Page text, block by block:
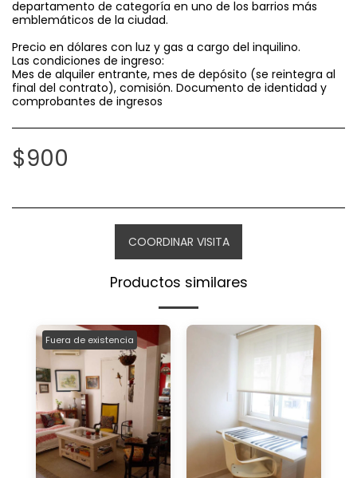
departamento de categoría en uno de los barrios más
emblemáticos de la ciudad.
Precio en dólares con luz y gas a cargo del inquilino.
Las condiciones de ingreso:
Mes de alquiler entrante, mes de depósito (se reintegra al
final del contrato), comisión. Documento de identidad y
comprobantes de ingresos
$900
COORDINAR VISITA
Productos similares
Fuera de existencia